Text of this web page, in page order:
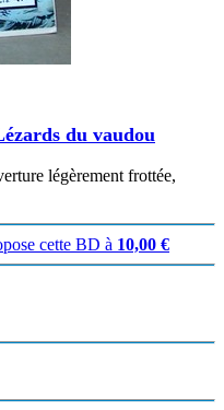
du vaudou
légèrement frottée,
cette BD à 10,00 €